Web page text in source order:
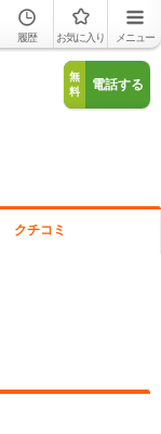
履歴 お気に入り メニュー
無
料
電話する
クチコミ